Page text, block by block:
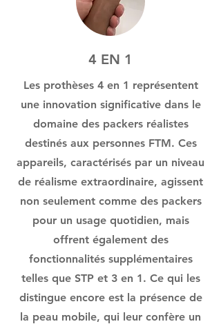
4 EN 1
Les prothèses 4 en 1 représentent
une innovation significative dans le
domaine des packers réalistes
destinés aux personnes FTM. Ces
appareils, caractérisés par un niveau
de réalisme extraordinaire, agissent
non seulement comme des packers
pour un usage quotidien, mais
offrent également des
fonctionnalités supplémentaires
telles que STP et 3 en 1. Ce qui les
distingue encore est la présence de
la peau mobile, qui leur confère un